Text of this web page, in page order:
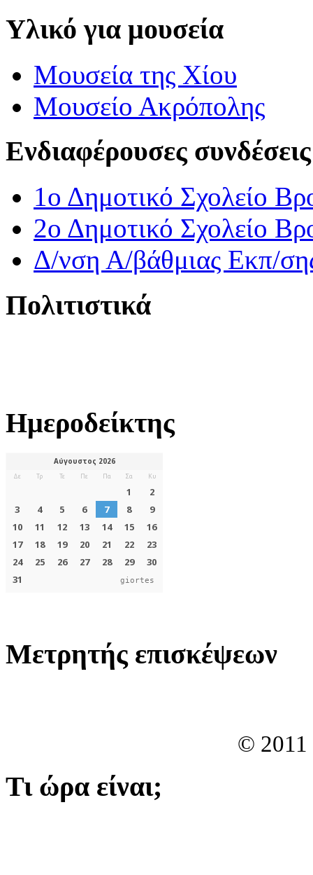
Υλικό για μουσεία
Μουσεία της Χίου
Μουσείο Ακρόπολης
Ενδιαφέρουσες συνδέσεις
1ο Δημοτικό Σχολείο
2ο Δημοτικό Σχολείο
Δ/νση Α/βάθμιας Εκπ/
Πολιτιστικά
Ημεροδείκτης
giortes
Μετρητής επισκέψεων
©
Τι ώρα είναι;